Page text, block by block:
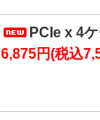
PCIe x 4
6,875円(税込